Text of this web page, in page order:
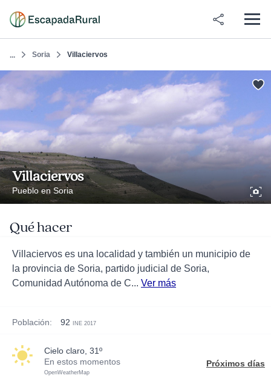
... Soria Villaciervos
Villaciervos
Pueblo en Soria
Qué hacer
Villaciervos es una localidad y también un municipio de
la provincia de Soria, partido judicial de Soria,
Comunidad Autónoma de C... Ver más
Población: 92 INE 2017
cielo claro, 31º
En estos momentos
OpenWeatherMap
Próximos días